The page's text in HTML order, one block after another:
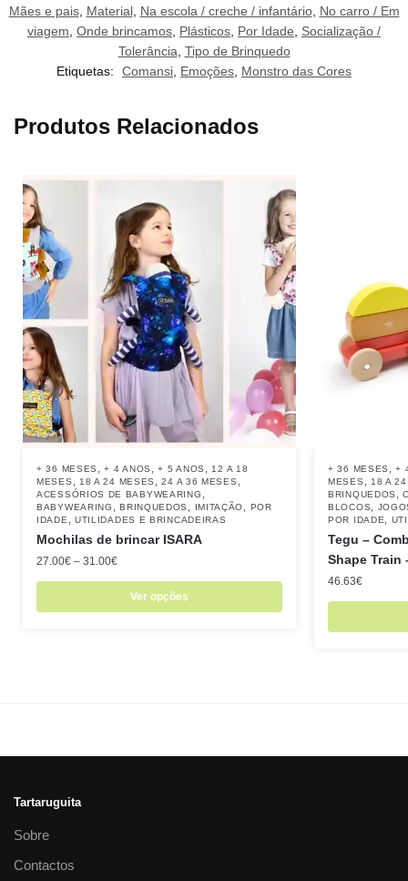
Mães e pais, Material, Na escola / creche / infantário, No carro / Em
viagem Onde brincamos Plásticos Por Idade
Socialização /
Tolerância Tipo de Brinquedo
Etiquetas:
Comansi Emoções Monstro das Cores
Produtos Relacionados
+ 36 MESES ,+ 4 ANOS ,+ 5 ANOS
12 A 18
MESES
18 A 24 MESES ,24 A 36 MESES
ACESSÓRIOS DE BABYWEARING
BABYWEARING ,BRINQUEDOS IMITAÇÃO
POR
IDADE
UTILIDADES E BRINCADEIRAS
Mochilas de brincar ISARA
27.00€ – 31.00€
Ver opções
+ 36 MESES ,+
MESES
18 A
BRINQUEDOS
,
BLOCOS
POR IDADE
Tegu –
Shape Train
46.63€
Tartaruguita
Sobre
Contactos